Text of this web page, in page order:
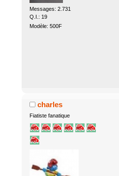
Messages: 2.731
Q.I.: 19
Modèle: 500F
charles
Fiatiste fanatique